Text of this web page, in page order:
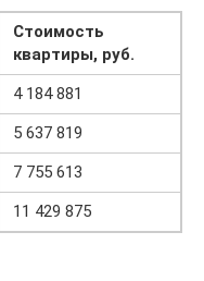
Стоимость
квартиры, руб.
4 184 881
5 637 819
7 755 613
11 429 875